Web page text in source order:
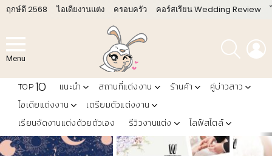
ฤกษ์ดี 2568 ไอเดียงานแต่ง ครอบครัว คอร์สเรียน Wedding Review
Menu
ค้นหา
TOP10 แนะนำ สถานที่แต่งงาน ร้านค้า
คู่บ่าวสาว
ไอเดียแต่งงาน
เตรียมตัวแต่งงาน
เรียนจัดงานแต่งด้วยตัวเอง
รีวิวงานแต่ง ไลฟ์สไตล์
LATEST
STORIES